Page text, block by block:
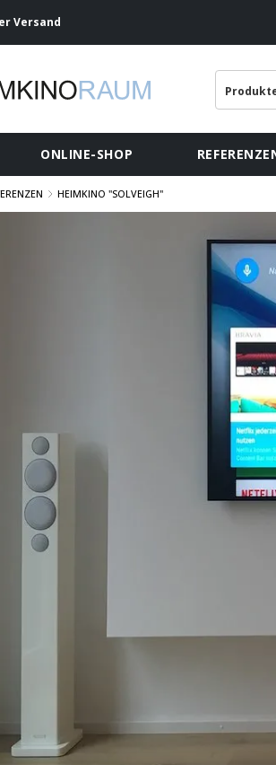
Versand
ONLINE-SHOP
HEIMKINO "SOLVEIGH"